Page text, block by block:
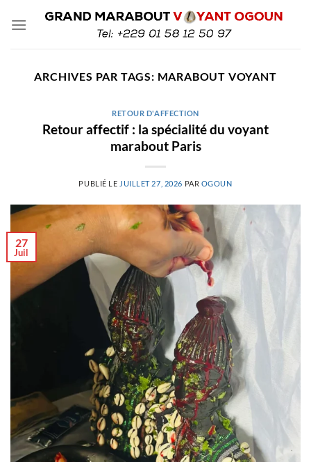
ARCHIVES PAR TAGS: MARABOUT VOYANT
RETOUR D'AFFECTION
Retour affectif : la spécialité du voyant
marabout Paris
PUBLIÉ LE JUILLET 27, 2026 PAR OGOUN
27
Juil